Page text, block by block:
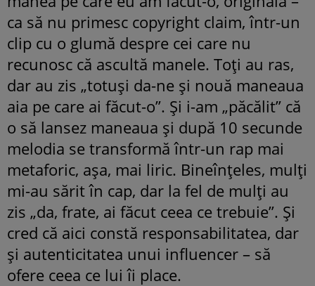
ca să nu primesc copyright claim, într-un
clip cu o glumă despre cei care nu
recunosc că ascultă manele. Toți au ras,
dar au zis „totuși da-ne și nouă maneaua
aia pe care ai făcut-o”. Și i-am „păcălit” că
o să lansez maneaua și după 10 secunde
melodia se transformă într-un rap mai
metaforic, așa, mai liric. Bineînțeles, mulți
mi-au sărit în cap, dar la fel de mulți au
zis „da, frate, ai făcut ceea ce trebuie”. Și
cred că aici constă responsabilitatea, dar
și autenticitatea unui influencer – să
ofere ceea ce lui îi place.